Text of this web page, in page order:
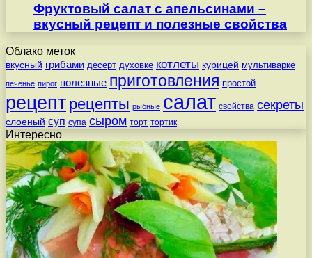
Фруктовый салат с апельсинами –
вкусный рецепт и полезные свойства
Облако меток
вкусный грибами десерт духовке котлеты курицей мультиварке
печенье пирог полезные приготовления простой
рецепт рецепты рыбные салат свойства секреты
слоеный суп супа сыром торт тортик
Интересно